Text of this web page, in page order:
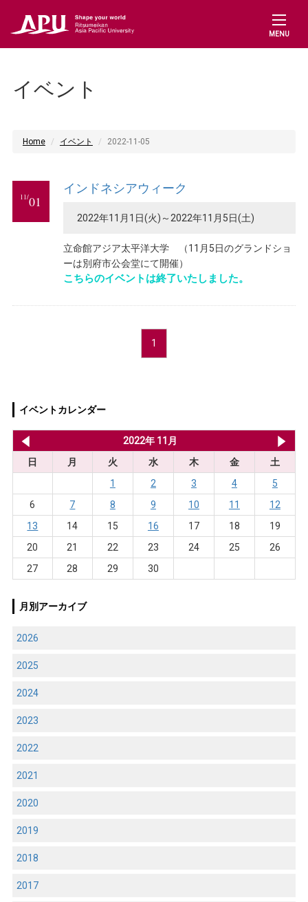
MENU
イベント
Home イベント 2022-11-05
11/01
インドネシアウィーク
2022年11月1日(火)～2022年11月5日(土)
立命館アジア太平洋大学 （11月5日のグランドショ
ーは別府市公会堂にて開催）
こちらのイベントは終了いたしました。
1
イベントカレンダー
2022年 11月
日
月 火 水 木 金
土
1
2 3 4
5
6
7 8 9 10 11
12
13
14 15 16 17 18
19
20
21 22 23 24 25
26
27
28 29 30
月別アーカイブ
2026
2025
2024
2023
2022
2021
2020
2019
2018
2017